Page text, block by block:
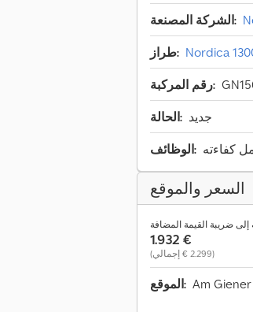
الشركة المصنعة:
طراز: Nordica
رقم المركبة:
الحالة: جديد
الوظائف: كفاءته
السعر والموقع
ضريبة القيمة المضافة
‏1.932 €
(‏2.299 € إجمالي)
الموقع: Am